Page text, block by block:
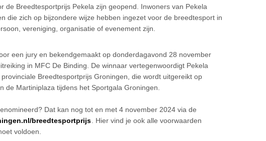
de Breedtesportprijs Pekela zijn geopend. Inwoners van Pekela
die zich op bijzondere wijze hebben ingezet voor de breedtesport in
vereniging, organisatie of evenement zijn.
een jury en bekendgemaakt op donderdagavond 28 november
in MFC De Binding. De winnaar vertegenwoordigt Pekela
Breedtesportprijs Groningen, die wordt uitgereikt op
de Martiniplaza tijdens het Sportgala Groningen.
Dat kan nog tot en met 4 november 2024 via de
breedtesportprijs . Hier vind je ook alle voorwaarden
voldoen.